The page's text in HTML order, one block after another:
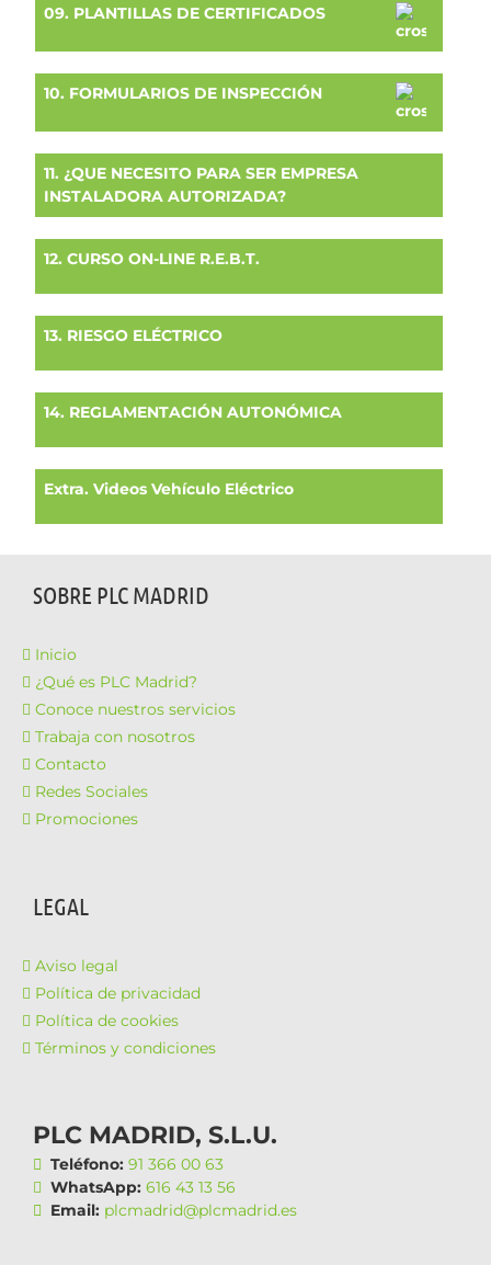
09. PLANTILLAS DE CERTIFICADOS
10. FORMULARIOS DE INSPECCIÓN
11. ¿QUE NECESITO PARA SER EMPRESA
INSTALADORA AUTORIZADA?
12. CURSO ON-LINE R.E.B.T.
13. RIESGO ELÉCTRICO
14. REGLAMENTACIÓN AUTONÓMICA
Extra. Videos Vehículo Eléctrico
SOBRE PLC MADRID
Inicio
¿Qué es PLC Madrid?
Conoce nuestros servicios
Trabaja con nosotros
Contacto
Redes Sociales
Promociones
LEGAL
Aviso legal
Política de privacidad
Política de cookies
Términos y condiciones
PLC MADRID, S.L.U.
Teléfono: 91 366 00 63
WhatsApp: 616 43 13 56
Email: plcmadrid@plcmadrid.es